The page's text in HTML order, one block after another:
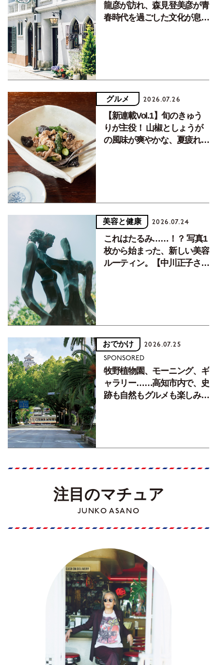
龍彦が訪れ、森見登美彦が青
春時代を過ごした文化が息づ
グルメ 2026.07.26
【新連載Vol.1】旬のきゅう
りが主役！ 山椒としょうが
の風味が爽やかな、夏疲れを
美容と健康 2026.07.24
これはたるみ……！？ 写真1
枚から始まった、新しい美容
ルーティン。【中川正子さん
おでかけ 2026.07.25
SPONSORED
牧野植物園、モーニング、ギ
ャラリー……高知市内で、史
跡も自然もグルメも楽しみ尽
注目のマチュア
JUNKO ASANO